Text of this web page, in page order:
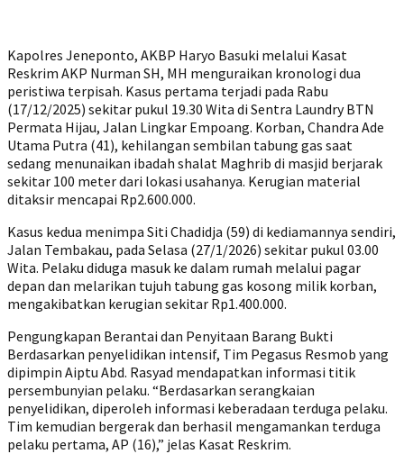
Kapolres Jeneponto, AKBP Haryo Basuki melalui Kasat
Reskrim AKP Nurman SH, MH menguraikan kronologi dua
peristiwa terpisah. Kasus pertama terjadi pada Rabu
(17/12/2025) sekitar pukul 19.30 Wita di Sentra Laundry BTN
Permata Hijau, Jalan Lingkar Empoang. Korban, Chandra Ade
Utama Putra (41), kehilangan sembilan tabung gas saat
sedang menunaikan ibadah shalat Maghrib di masjid berjarak
sekitar 100 meter dari lokasi usahanya. Kerugian material
ditaksir mencapai Rp2.600.000.
Kasus kedua menimpa Siti Chadidja (59) di kediamannya sendiri,
Jalan Tembakau, pada Selasa (27/1/2026) sekitar pukul 03.00
Wita. Pelaku diduga masuk ke dalam rumah melalui pagar
depan dan melarikan tujuh tabung gas kosong milik korban,
mengakibatkan kerugian sekitar Rp1.400.000.
Pengungkapan Berantai dan Penyitaan Barang Bukti
Berdasarkan penyelidikan intensif, Tim Pegasus Resmob yang
dipimpin Aiptu Abd. Rasyad mendapatkan informasi titik
persembunyian pelaku. “Berdasarkan serangkaian
penyelidikan, diperoleh informasi keberadaan terduga pelaku.
Tim kemudian bergerak dan berhasil mengamankan terduga
pelaku pertama, AP (16),” jelas Kasat Reskrim.